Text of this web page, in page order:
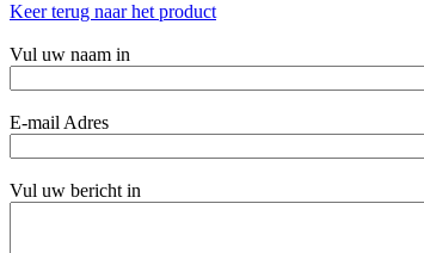
Keer terug naar het product
Vul uw naam in
E-mail Adres
Vul uw bericht in